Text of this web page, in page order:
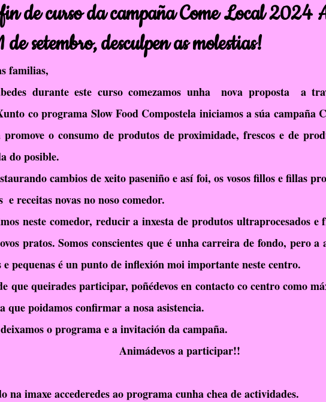
Inglés Biblioteca TIC EAEC
SaúdePrato Donas de si EDLG
RelixiónEvanxélica Escola Verde
de curso da campaña Come Local 2024
setembro, desculpen as molestias!
familias,
durante este curso comezamos unha  nova proposta  a
co programa Slow Food Compostela iniciamos a súa campaña
o consumo de produtos de proximidade, frescos e de
do posible.
cambios de xeito paseniño e así foi, os vosos fillos e fillas
e receitas novas no noso comedor.
neste comedor, reducir a inxesta de produtos ultraprocesados
pratos. Somos conscientes que é unha carreira de fondo, pero a
e pequenas é un punto de inflexión moi importante neste centro.
que queirades participar, poñédevos en contacto co centro como
que poidamos confirmar a nosa asistencia.
o programa e a invitación da campaña.
Animádevos a participar!!
na imaxe accederedes ao programa cunha chea de actividades.